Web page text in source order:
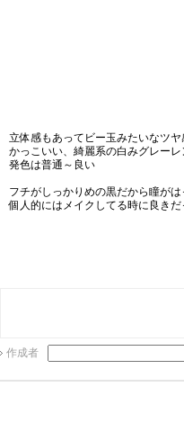
立体感もあってビー玉みたいなツヤ
かっこいい、綺麗系の白みグレーレ
発色は普通～良い
フチがしっかりめの黒だから瞳がは
個人的にはメイクしてる時に良きだ
作成者